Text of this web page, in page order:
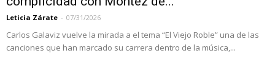
Leticia Zárate - 07/31/2026
Carlos Galaviz vuelve la mirada a el tema “El Viejo Roble” una de las
canciones que han marcado su carrera dentro de la música,...